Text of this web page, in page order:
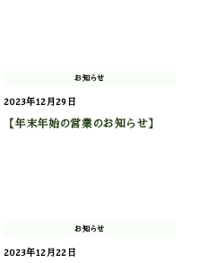
お知らせ
2023年12月29日
【年末年始の営業のお知らせ】
お知らせ
2023年12月22日